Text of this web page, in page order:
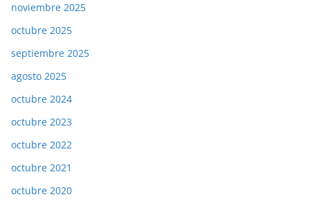
noviembre 2025
octubre 2025
septiembre 2025
agosto 2025
octubre 2024
octubre 2023
octubre 2022
octubre 2021
octubre 2020